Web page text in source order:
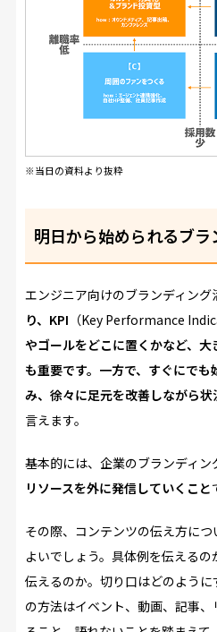
※当日の資料より抜粋
明日から始められるブラ
エンジニア向けのブランディング
り、KPI （Key Performance
やゴールをどこに置くかなど、
も重要です。一方で、すぐにで
み、徐々に足元を改善しながら
言えます。
基本的には、企業のブランディン
リソースを外に発信していくこと
その際、コンテンツの伝え方に
よいでしょう。具体例を伝える
伝えるのか。切り口はどのよう
の方法はイベント、動画、記事